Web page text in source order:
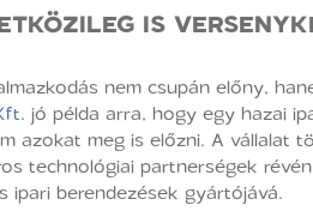
IS
nem csupán előny,
jó példa arra, hogy egy hazai
azokat meg is előzni. A vállalat
technológiai partnerségek
berendezések gyártójává.